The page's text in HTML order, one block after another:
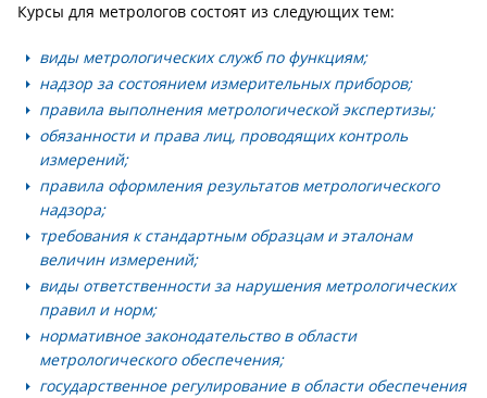
Курсы для метрологов состоят из следующих тем:
виды метрологических служб по функциям;
надзор за состоянием измерительных приборов;
правила выполнения метрологической экспертизы;
обязанности и права лиц, проводящих контроль
измерений;
правила оформления результатов метрологического
надзора;
требования к стандартным образцам и эталонам
величин измерений;
виды ответственности за нарушения метрологических
правил и норм;
нормативное законодательство в области
метрологического обеспечения;
государственное регулирование в области обеспечения